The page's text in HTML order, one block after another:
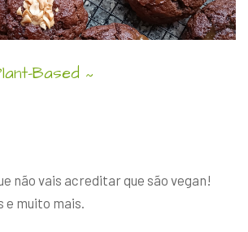
Based ~
não vais acreditar que são vegan!
muito mais.